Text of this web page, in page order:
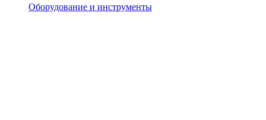
Оборудование и инструменты